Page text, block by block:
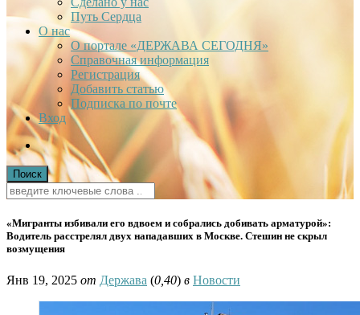
Путь Сердца
О нас
О портале «ДЕРЖАВА СЕГОДНЯ»
Справочная информация
Регистрация
Добавить статью
Подписка по почте
Вход
«Мигранты избивали его вдвоем и собрались добивать арматурой»:
Водитель расстрелял двух нападавших в Москве. Стешин не скрыл
возмущения
Янв 19, 2025 от Держава (0,40) в Новости